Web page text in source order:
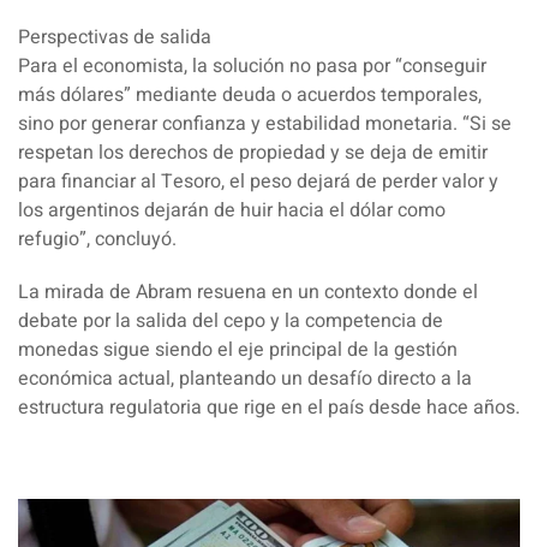
Perspectivas de salida
Para el economista, la solución no pasa por “conseguir
más dólares” mediante deuda o acuerdos temporales,
sino por generar confianza y estabilidad monetaria. “Si se
respetan los derechos de propiedad y se deja de emitir
para financiar al Tesoro, el peso dejará de perder valor y
los argentinos dejarán de huir hacia el dólar como
refugio”, concluyó.
La mirada de Abram resuena en un contexto donde el
debate por la salida del cepo y la competencia de
monedas sigue siendo el eje principal de la gestión
económica actual, planteando un desafío directo a la
estructura regulatoria que rige en el país desde hace años.